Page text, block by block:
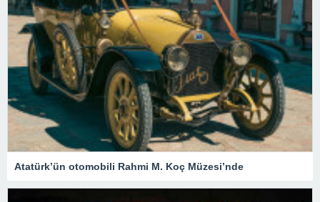
Atatürk’ün otomobili Rahmi M. Koç Müzesi’nde